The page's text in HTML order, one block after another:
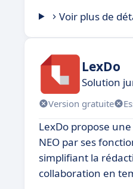
Voir plus de
LexDo
Solution
Version gratuite
LexDo propose
NEO par ses
simplifiant la
collaboration en